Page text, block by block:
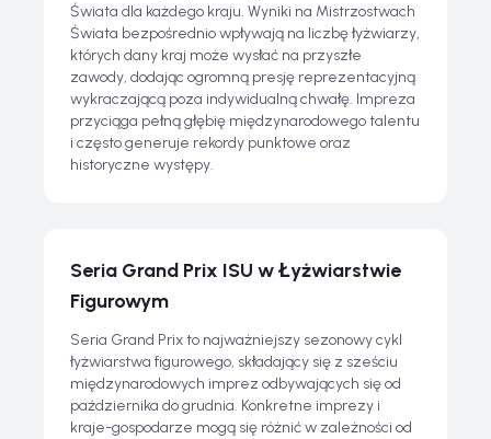
Świata dla każdego kraju. Wyniki na Mistrzostwach
Świata bezpośrednio wpływają na liczbę łyżwiarzy,
których dany kraj może wysłać na przyszłe
zawody, dodając ogromną presję reprezentacyjną
wykraczającą poza indywidualną chwałę. Impreza
przyciąga pełną głębię międzynarodowego talentu
i często generuje rekordy punktowe oraz
historyczne występy.
Seria Grand Prix ISU w Łyżwiarstwie
Figurowym
Seria Grand Prix to najważniejszy sezonowy cykl
łyżwiarstwa figurowego, składający się z sześciu
międzynarodowych imprez odbywających się od
października do grudnia. Konkretne imprezy i
kraje-gospodarze mogą się różnić w zależności od